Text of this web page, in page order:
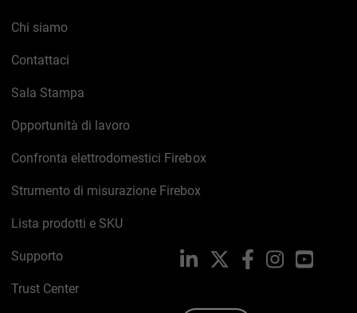
Chi siamo
Contattaci
Sala Stampa
Opportunità di lavoro
Confronta elettrodomestici Firebox
Strumento di misurazione Firebox
Lista prodotti e SKU
Supporto
Trust Center
LinkedIn FacebookInstagram